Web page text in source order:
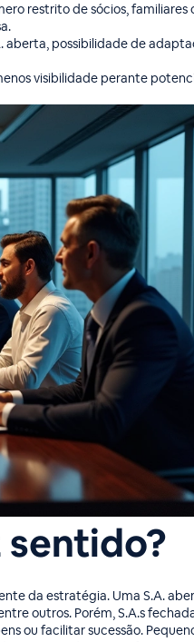
restrito de sócios, familiares
aberta, possibilidade de
visibilidade perante
sentido?
da estratégia. Uma S.A.
outros. Porém, S.A.s
ou facilitar sucessão.